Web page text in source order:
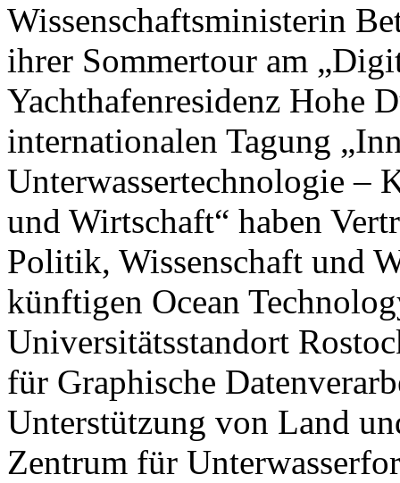
Wissenschaftsministerin
ihrer Sommertour am
Yachthafenresidenz Hohe
internationalen Tagung
Unterwassertechnologie –
und Wirtschaft“ haben
Politik, Wissenschaft und
künftigen Ocean
Universitätsstandort
für Graphische
Unterstützung von Land
Zentrum für